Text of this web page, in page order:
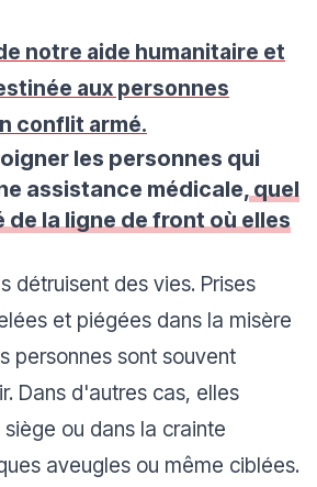
notre aide humanitaire et
aux personnes
conflit armé.
les personnes qui
assistance médicale,quel
de la ligne de front où elles
détruisent des vies. Prises
et piégées dans la misère
personnes sont souvent
Dans d'autres cas, elles
ou dans la crainte
aveugles ou même ciblées.